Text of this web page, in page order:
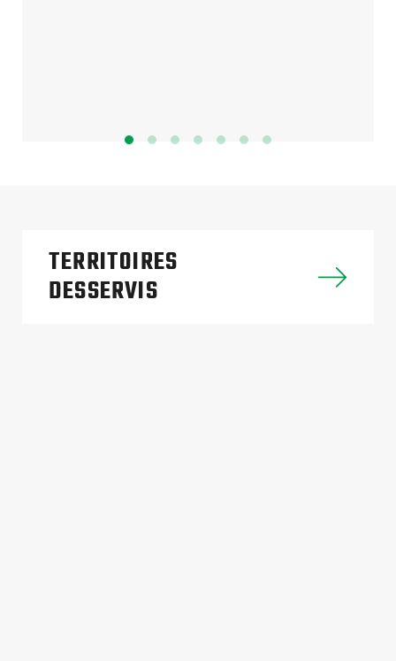
TERRITOIRES
DESSERVIS